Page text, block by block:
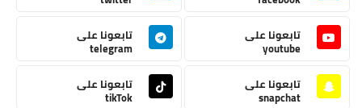
تابعونا على
youtube
تابعونا على
telegram
تابعونا على
snapchat
تابعونا على
tikTok